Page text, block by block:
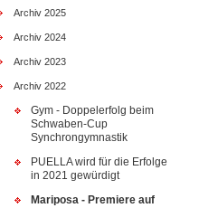
Archiv 2025
Archiv 2024
Archiv 2023
Archiv 2022
Gym - Doppelerfolg beim
Schwaben-Cup
Synchrongymnastik
PUELLA wird für die Erfolge
in 2021 gewürdigt
Mariposa - Premiere auf